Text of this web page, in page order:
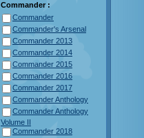
Commander :
Commander
Commander's Arsenal
Commander 2013
Commander 2014
Commander 2015
Commander 2016
Commander 2017
Commander Anthology
Commander Anthology
Volume II
Commander 2018